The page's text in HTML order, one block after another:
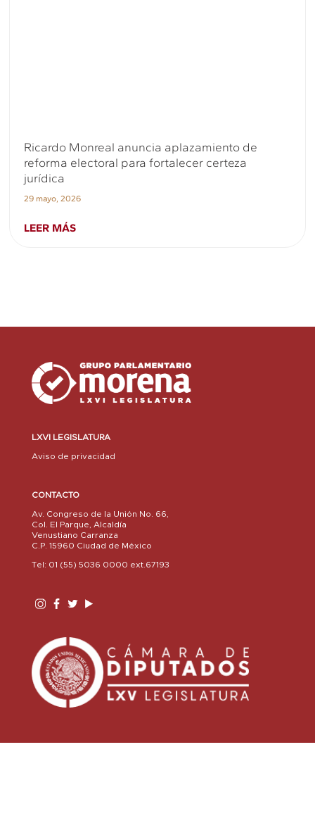
Ricardo Monreal anuncia aplazamiento de
reforma electoral para fortalecer certeza
jurídica
29 mayo, 2026
LEER MÁS
LXVI LEGISLATURA
Aviso de privacidad
CONTACTO
Av. Congreso de la Unión No. 66,
Col. El Parque, Alcaldía
Venustiano Carranza
C.P. 15960 Ciudad de México
Tel: 01 (55) 5036 0000 ext.67193